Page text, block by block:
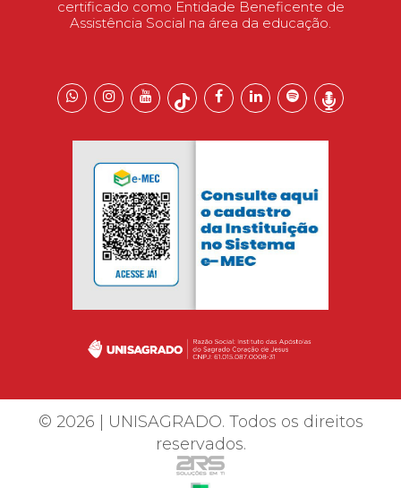
certificado como Entidade Beneficente de
Assistência Social na área da educação.
© 2026 | UNISAGRADO. Todos os direitos
reservados.